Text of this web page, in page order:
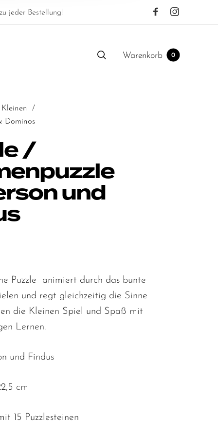
jeder Bestellung!
Warenkorb 0
/
Dominos
/
und
Puzzle animiert durch das bunte
und regt gleichzeitig die Sinne
die Kleinen Spiel und Spaß mit
Lernen.
und Findus
cm
15 Puzzlesteinen